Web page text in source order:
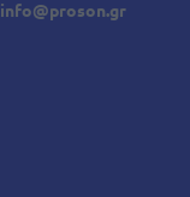
info@proson.gr